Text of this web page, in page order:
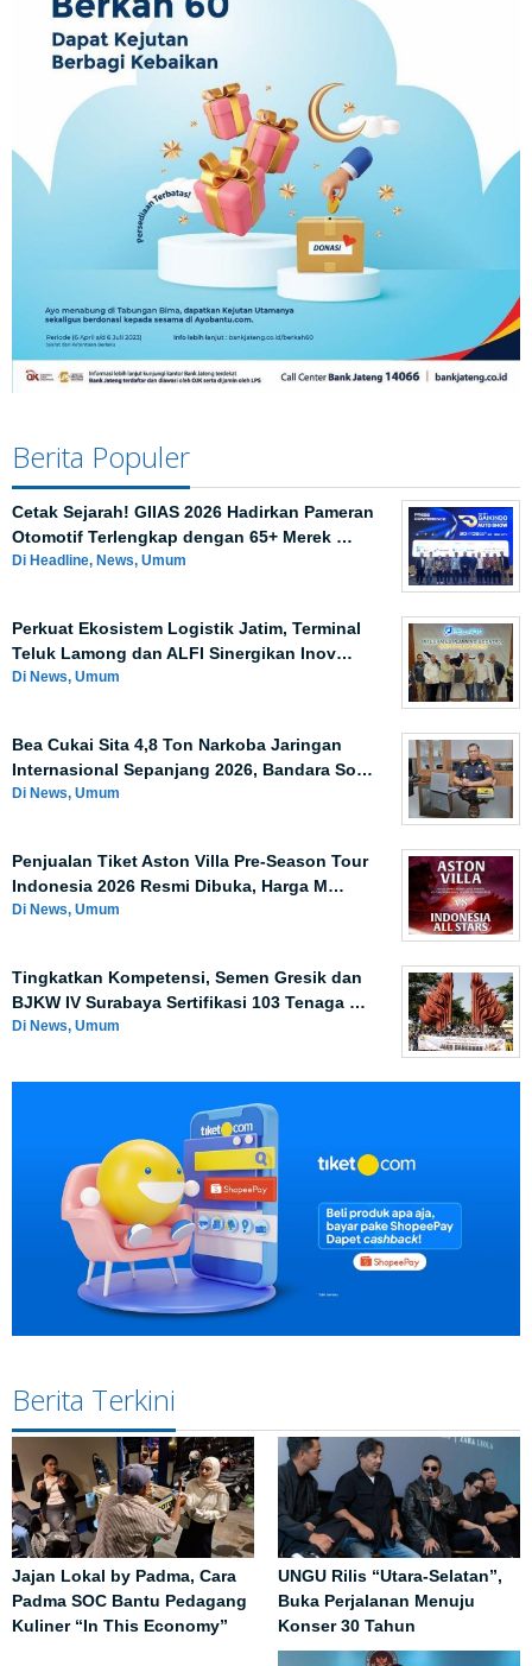
Berita Populer
Cetak Sejarah! GIIAS 2026 Hadirkan Pameran
Otomotif Terlengkap dengan 65+ Merek …
Di Headline, News, Umum
Perkuat Ekosistem Logistik Jatim, Terminal
Teluk Lamong dan ALFI Sinergikan Inov…
Di News, Umum
Bea Cukai Sita 4,8 Ton Narkoba Jaringan
Internasional Sepanjang 2026, Bandara So…
Di News, Umum
Penjualan Tiket Aston Villa Pre-Season Tour
Indonesia 2026 Resmi Dibuka, Harga M…
Di News, Umum
Tingkatkan Kompetensi, Semen Gresik dan
BJKW IV Surabaya Sertifikasi 103 Tenaga …
Di News, Umum
Berita Terkini
Jajan Lokal by Padma, Cara
Padma SOC Bantu Pedagang
Kuliner “In This Economy”
UNGU Rilis “Utara-Selatan”,
Buka Perjalanan Menuju
Konser 30 Tahun